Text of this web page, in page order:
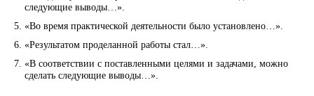
следующие выводы…».
«Во время практической деятельности было установлено…».
«Результатом проделанной работы стал…».
«В соответствии с поставленными целями и задачами, можно
сделать следующие выводы…».